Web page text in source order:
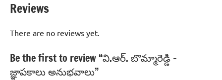
Reviews
There are no reviews yet.
Be the first to review “వి.ఆర్‌. బొమ్మారెడ్డి –
జ్ఞాపకాలు అనుభవాలు”